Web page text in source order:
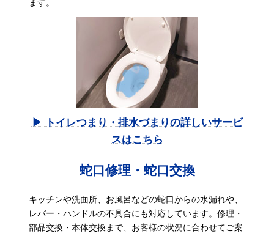
ます。
▶ トイレつまり・排水づまりの詳しいサービ
スはこちら
蛇口修理・蛇口交換
キッチンや洗面所、お風呂などの蛇口からの水漏れや、
レバー・ハンドルの不具合にも対応しています。修理・
部品交換・本体交換まで、お客様の状況に合わせてご案